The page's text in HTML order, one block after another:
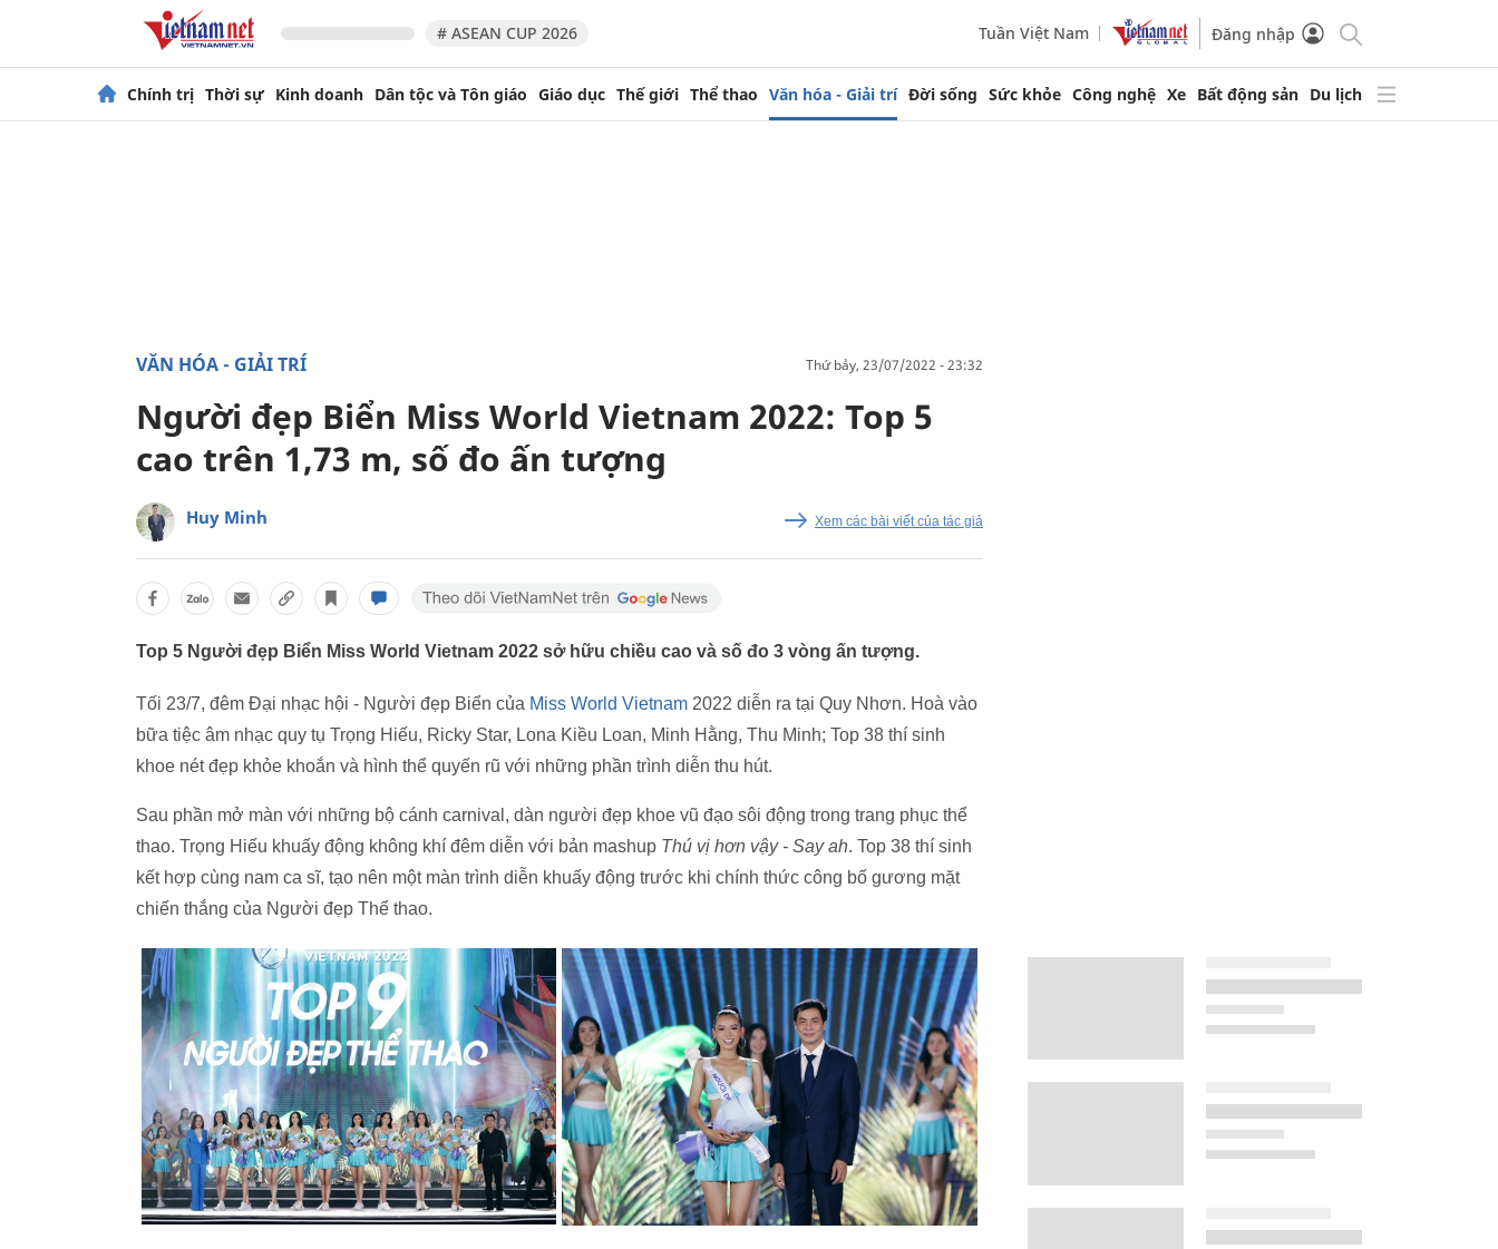
# ASEAN CUP 2026 Tuần Việt Nam Đăng nhập
Chính trị Thời sự Kinh doanh Dân tộc và Tôn giáo Giáo dục Thế giới Thể thao Văn hóa - Giải trí Đời sống Sức khỏe Công nghệ Xe Bất động sản Du lịch
VĂN HÓA - GIẢI TRÍ thứ bảy, 23/07/2022 - 23:32
Người đẹp Biển Miss World Vietnam 2022: Top 5
cao trên 1,73 m, số đo ấn tượng
Huy Minh Xem các bài viết của tác giả
Top 5 Người đẹp Biển Miss World Vietnam 2022 sở hữu chiều cao và số đo 3 vòng ấn tượng.
Tối 23/7, đêm Đại nhạc hội - Người đẹp Biển của Miss World Vietnam 2022 diễn ra tại Quy Nhơn. Hoà vào
bữa tiệc âm nhạc quy tụ Trọng Hiếu, Ricky Star, Lona Kiều Loan, Minh Hằng, Thu Minh; Top 38 thí sinh
khoe nét đẹp khỏe khoắn và hình thể quyến rũ với những phần trình diễn thu hút.
Sau phần mở màn với những bộ cánh carnival, dàn người đẹp khoe vũ đạo sôi động trong trang phục thể
thao. Trọng Hiếu khuấy động không khí đêm diễn với bản mashup Thú vị hơn vậy - Say ah. Top 38 thí sinh
kết hợp cùng nam ca sĩ, tạo nên một màn trình diễn khuấy động trước khi chính thức công bố gương mặt
chiến thắng của Người đẹp Thể thao.